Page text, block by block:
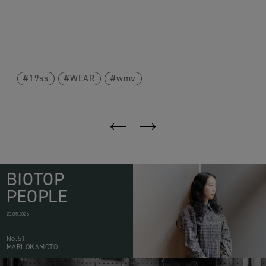
19ss WEAR wmv
BIOTOP
PEOPLE
20.05.2026
No.51
MARI OKAMOTO